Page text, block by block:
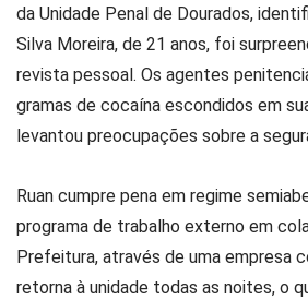
da Unidade Penal de Dourados,
Silva Moreira, de 21 anos, foi
revista pessoal. Os agentes
gramas de cocaína escondidos em
levantou preocupações sobre a
Ruan cumpre pena em regime
programa de trabalho externo em
Prefeitura, através de uma empresa
retorna à unidade todas as noites, o